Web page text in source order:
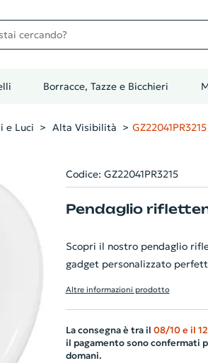
Borracce, Tazze e Bicchieri
e Luci Alta Visibilità GZ22041PR3215
Codice: GZ22041PR3215
Pendaglio
Scopri il nostro pendaglio
gadget personalizzato
La stampa del tuo logo o
pellicola riflettente,
Altre informazioni prodotto
La consegna è tra il 08/10 e il
il pagamento sono confermati
domani.